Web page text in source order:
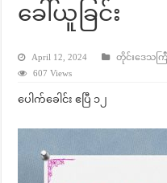
ခေါ်ယူခြင်း
April 12, 2024
တိုင်းဒေသကြီ
607 Views
ပေါက်ခေါင်း ဧပြီ ၁၂